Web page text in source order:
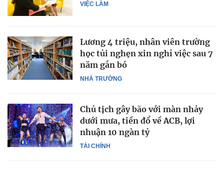
VIỆC LÀM
NHÀ TRƯỜNG
Lương 4 triệu, nhân viên trường
học tủi nghẹn xin nghỉ việc sau 7
năm gắn bó
TÀI CHÍNH
Chủ tịch gây bão với màn nhảy
dưới mưa, tiền đổ về ACB, lợi
nhuận 10 ngàn tỷ